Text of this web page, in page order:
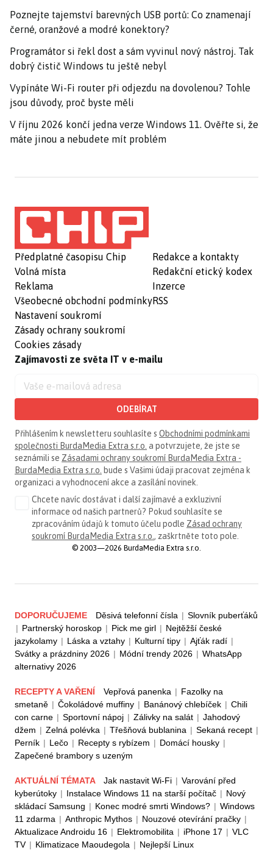
Poznejte tajemství barevných USB portů: Co znamenají
černé, oranžové a modré konektory?
Programátor si řekl dost a sám vyvinul nový nástroj. Tak
dobrý čistič Windows tu ještě nebyl
Vypínáte Wi-Fi router při odjezdu na dovolenou? Tohle
jsou důvody, proč byste měli
V říjnu 2026 končí jedna verze Windows 11. Ověřte si, že
máte jinou a nebudete mít problém
Předplatné časopisu Chip
Volná místa
Reklama
Všeobecné obchodní podmínky
Nastavení soukromí
Zásady ochrany soukromí
Cookies zásady
Redakce a kontakty
Redakční etický kodex
Inzerce
RSS
Zajímavosti ze světa IT v e-mailu
ODEBÍRAT
Přihlášením k newsletteru souhlasíte s Obchodními podmínkami
společnosti BurdaMedia Extra s.r.o. a potvrzujete, že jste se
seznámili se Zásadami ochrany soukromí BurdaMedia Extra -
BurdaMedia Extra s.r.o. bude s Vašimi údaji pracovat zejména k
organizaci a vyhodnocení akce a zasílání novinek.
Chcete navíc dostávat i další zajímavé a exkluzivní
informace od našich partnerů? Pokud souhlasíte se
zpracováním údajů k tomuto účelu podle Zásad ochrany
soukromí BurdaMedia Extra s.r.o. , zaškrtněte toto pole.
© 2003—2026 BurdaMedia Extra s.r.o.
DOPORUČUJEME Děsivá telefonní čísla | Slovník puberťáků
| Partnerský horoskop | Pick me girl | Nejtěžší české
jazykolamy | Láska a vztahy | Kulturní tipy | Ajťák radí |
Svátky a prázdniny 2026 | Módní trendy 2026 | WhatsApp
alternativy 2026
RECEPTY A VAŘENÍ Vepřová panenka | Fazolky na
smetaně | Čokoládové muffiny | Banánový chlebíček | Chili
con carne | Sportovní nápoj | Zálivky na salát | Jahodový
džem | Zelná polévka | Třešňová bublanina | Sekaná recept |
Perník | Lečo | Recepty s rybízem | Domácí housky |
Zapečené brambory s uzeným
AKTUÁLNÍ TÉMATA Jak nastavit Wi-Fi | Varování před
kyberútoky | Instalace Windows 11 na starší počítač | Nový
skládací Samsung | Konec modré smrti Windows? | Windows
11 zdarma | Anthropic Mythos | Nouzové otevírání pračky |
Aktualizace Androidu 16 | Elektromobilita | iPhone 17 | VLC
TV | Klimatizace Maoudegola | Nejlepší Linux